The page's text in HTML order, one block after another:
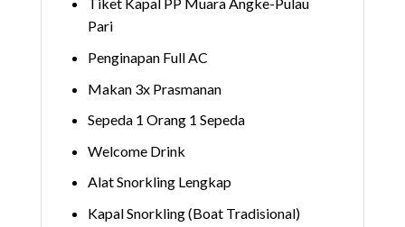
Tiket Kapal PP Muara Angke-Pulau
Pari
Penginapan Full AC
Makan 3x Prasmanan
Sepeda 1 Orang 1 Sepeda
Welcome Drink
Alat Snorkling Lengkap
Kapal Snorkling (Boat Tradisional)